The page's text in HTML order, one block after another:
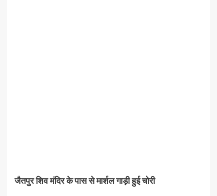
जैतपुर शिव मंदिर के पास से मार्शल गाड़ी हुई चोरी